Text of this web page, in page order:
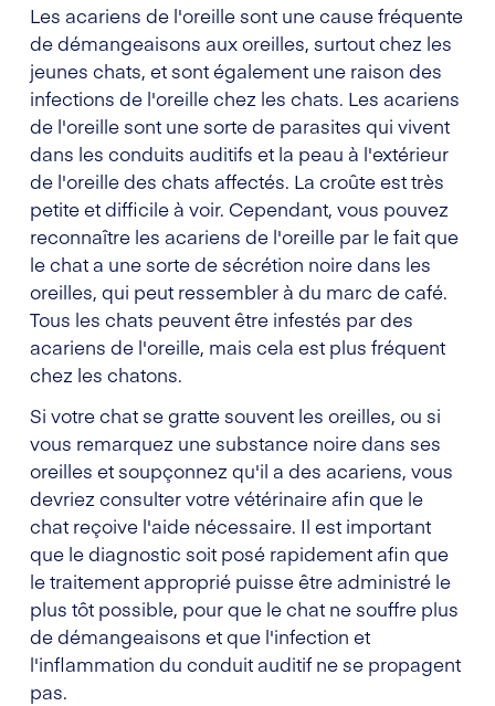
Les acariens de l'oreille sont une cause fréquente
de démangeaisons aux oreilles, surtout chez les
jeunes chats, et sont également une raison des
infections de l'oreille chez les chats. Les acariens
de l'oreille sont une sorte de parasites qui vivent
dans les conduits auditifs et la peau à l'extérieur
de l'oreille des chats affectés. La croûte est très
petite et difficile à voir. Cependant, vous pouvez
reconnaître les acariens de l'oreille par le fait que
le chat a une sorte de sécrétion noire dans les
oreilles, qui peut ressembler à du marc de café.
Tous les chats peuvent être infestés par des
acariens de l'oreille, mais cela est plus fréquent
chez les chatons.
Si votre chat se gratte souvent les oreilles, ou si
vous remarquez une substance noire dans ses
oreilles et soupçonnez qu'il a des acariens, vous
devriez consulter votre vétérinaire afin que le
chat reçoive l'aide nécessaire. Il est important
que le diagnostic soit posé rapidement afin que
le traitement approprié puisse être administré le
plus tôt possible, pour que le chat ne souffre plus
de démangeaisons et que l'infection et
l'inflammation du conduit auditif ne se propagent
pas.